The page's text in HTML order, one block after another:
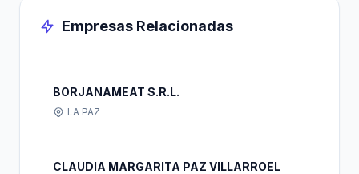
Empresas Relacionadas
BORJANAMEAT S.R.L.
LA PAZ
CLAUDIA MARGARITA PAZ VILLARROEL